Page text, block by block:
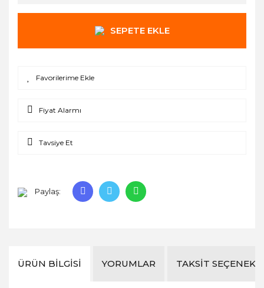
SEPETE EKLE
Fiyat Alarmı
Tavsiye Et
Paylaş:
ÜRÜN BILGISI YORUMLAR TAKSIT